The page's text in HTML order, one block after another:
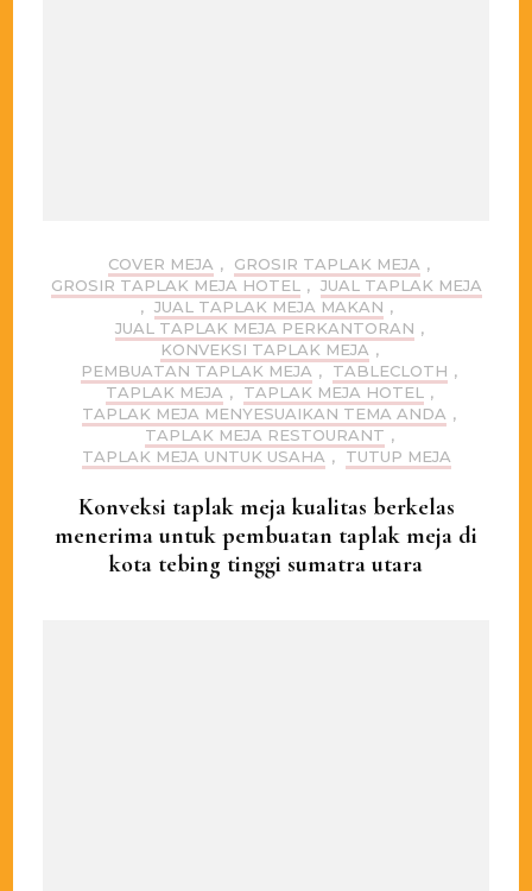
COVER MEJA , GROSIR TAPLAK MEJA ,
GROSIR TAPLAK MEJA HOTEL , JUAL TAPLAK MEJA
, JUAL TAPLAK MEJA MAKAN ,
JUAL TAPLAK MEJA PERKANTORAN ,
KONVEKSI TAPLAK MEJA ,
PEMBUATAN TAPLAK MEJA , TABLECLOTH ,
TAPLAK MEJA , TAPLAK MEJA HOTEL ,
TAPLAK MEJA MENYESUAIKAN TEMA ANDA ,
TAPLAK MEJA RESTOURANT ,
TAPLAK MEJA UNTUK USAHA , TUTUP MEJA
Konveksi taplak meja kualitas berkelas
menerima untuk pembuatan taplak meja di
kota tebing tinggi sumatra utara